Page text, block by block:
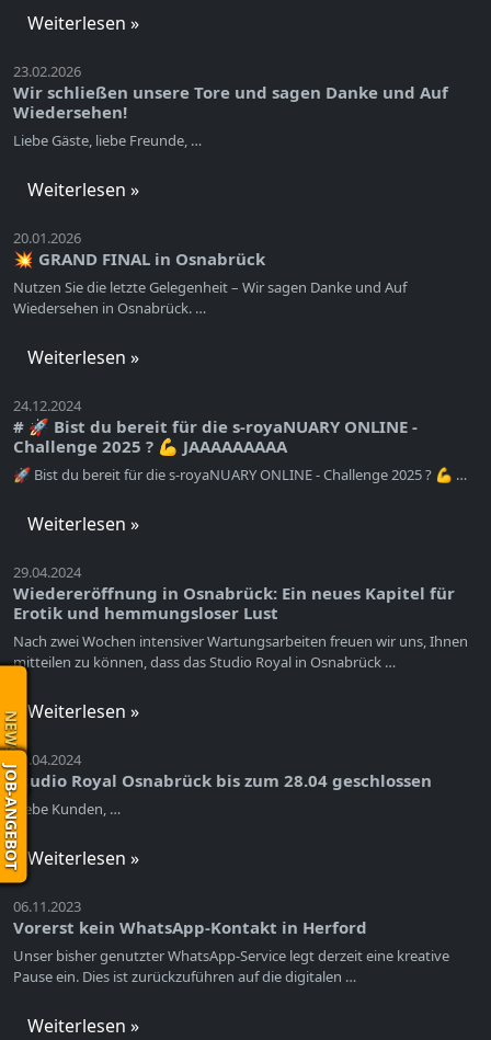
Weiterlesen »
23.02.2026
Wir schließen unsere Tore und sagen Danke und Auf
Wiedersehen!
Liebe Gäste, liebe Freunde, …
Weiterlesen »
20.01.2026
💥 GRAND FINAL in Osnabrück
Nutzen Sie die letzte Gelegenheit – Wir sagen Danke und Auf
Wiedersehen in Osnabrück. …
Weiterlesen »
24.12.2024
# 🚀 Bist du bereit für die s-royaNUARY ONLINE -
Challenge 2025 ? 💪 JAAAAAAAAA
🚀 Bist du bereit für die s-royaNUARY ONLINE - Challenge 2025 ? 💪 …
Weiterlesen »
29.04.2024
Wiedereröffnung in Osnabrück: Ein neues Kapitel für
Erotik und hemmungsloser Lust
Nach zwei Wochen intensiver Wartungsarbeiten freuen wir uns, Ihnen
mitteilen zu können, dass das Studio Royal in Osnabrück …
Weiterlesen »
15.04.2024
Studio Royal Osnabrück bis zum 28.04 geschlossen
Liebe Kunden, …
Weiterlesen »
06.11.2023
Vorerst kein WhatsApp-Kontakt in Herford
Unser bisher genutzter WhatsApp-Service legt derzeit eine kreative
Pause ein. Dies ist zurückzuführen auf die digitalen …
Weiterlesen »
NEWS
JOB-ANGEBOT